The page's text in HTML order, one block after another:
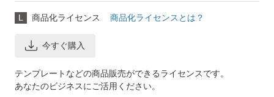
L 商品化ライセンス 商品化ライセンスとは？
今すぐ購入
テンプレートなどの商品販売ができるライセンスです。
あなたのビジネスにご活用ください。